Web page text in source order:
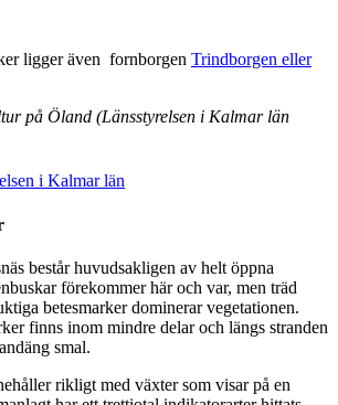
ligger även fornborgen Trindborgen eller
på Öland (Länsstyrelsen i Kalmar län
består huvudsakligen av helt öppna
förekommer här och var, men träd
betesmarker dominerar vegetationen.
finns inom mindre delar och längs stranden
smal.
rikligt med växter som visar på en